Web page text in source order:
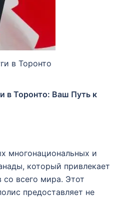
в Торонто
в Торонто: Ваш Путь к
многонациональных и
который привлекает
всего мира. Этот
предоставляет не